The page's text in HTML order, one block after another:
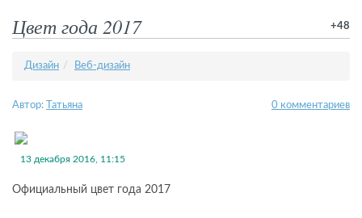
+48
Цвет года 2017
Дизайн Веб-​дизайн
0 комментариев
Автор: Татьяна
13 декабря 2016, 11:15
Официальный цвет года 2017